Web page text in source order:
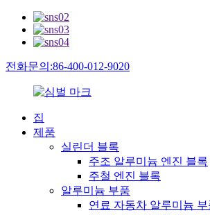
전화문의:86-400-012-9020
집
제품
실린더 블록
주조 알루미늄 엔진 블록
주철 엔진 블록
알루미늄 부품
연료 자동차 알루미늄 부